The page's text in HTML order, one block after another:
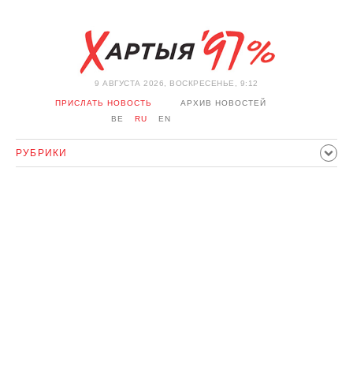
9 АВГУСТА 2026, ВОСКРЕСЕНЬЕ, 9:12
ПРИСЛАТЬ НОВОСТЬ
АРХИВ НОВОСТЕЙ
BE
RU EN
РУБРИКИ